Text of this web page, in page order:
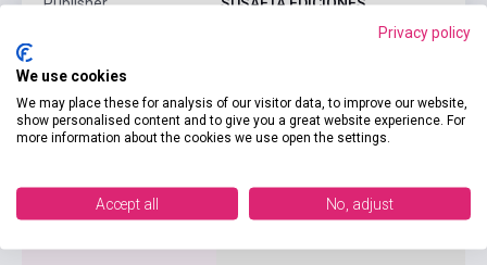
Publisher SUSAETA EDICIONES
Format
Language Spanish
Privacy policy
We use cookies
We may place these for analysis of our visitor data, to improve our website,
show personalised content and to give you a great website experience. For
more information about the cookies we use open the settings.
Accept all No, adjust